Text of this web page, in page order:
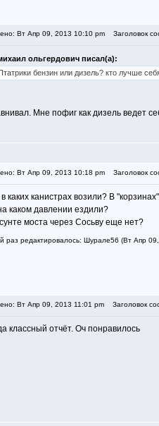
Вт Апр 09, 2013 10:10 pm Заголовок
ольгердович писал(а):
бензин или дизель? кто лучше
Мне пофиг как дизель ведет
Вт Апр 09, 2013 10:18 pm Заголовок
каких канистрах возили? В
каком давлении ездили?
моста через Сосьву еще нет?
раз редактировалось: Шурале56 (Вт Апр
Вт Апр 09, 2013 11:01 pm Заголовок
классный отчёт. Оч понравилось